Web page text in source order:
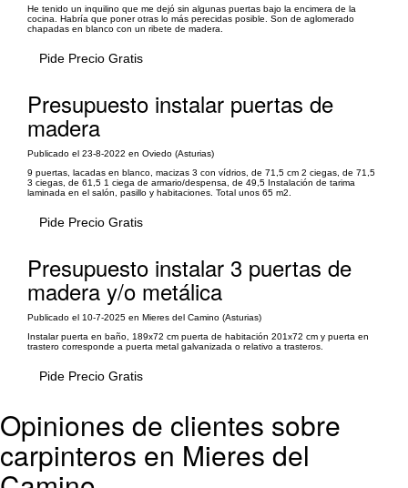
He tenido un inquilino que me dejó sin algunas puertas bajo la encimera de la
cocina. Habría que poner otras lo más perecidas posible. Son de aglomerado
chapadas en blanco con un ribete de madera.
Pide Precio Gratis
Presupuesto instalar puertas de
madera
Publicado el 23-8-2022 en Oviedo (Asturias)
9 puertas, lacadas en blanco, macizas 3 con vídrios, de 71,5 cm 2 ciegas, de 71,5
3 ciegas, de 61,5 1 ciega de armario/despensa, de 49,5 Instalación de tarima
laminada en el salón, pasillo y habitaciones. Total unos 65 m2.
Pide Precio Gratis
Presupuesto instalar 3 puertas de
madera y/o metálica
Publicado el 10-7-2025 en Mieres del Camino (Asturias)
Instalar puerta en baño, 189x72 cm puerta de habitación 201x72 cm y puerta en
trastero corresponde a puerta metal galvanizada o relativo a trasteros.
Pide Precio Gratis
Opiniones de clientes sobre
carpinteros en Mieres del